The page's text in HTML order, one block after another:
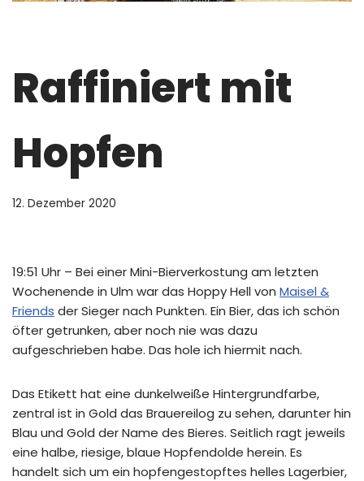
Raffiniert mit
Hopfen
12. Dezember 2020
19:51 Uhr – Bei einer Mini-Bierverkostung am letzten
Wochenende in Ulm war das Hoppy Hell von Maisel &
Friends der Sieger nach Punkten. Ein Bier, das ich schön
öfter getrunken, aber noch nie was dazu
aufgeschrieben habe. Das hole ich hiermit nach.
Das Etikett hat eine dunkelweiße Hintergrundfarbe,
zentral ist in Gold das Brauereilog zu sehen, darunter hin
Blau und Gold der Name des Bieres. Seitlich ragt jeweils
eine halbe, riesige, blaue Hopfendolde herein. Es
handelt sich um ein hopfengestopftes helles Lagerbier,